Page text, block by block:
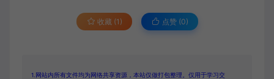
收藏 (1) 点赞 (0)
1.网站内所有文件均为网络共享资源，本站仅做打包整理。仅用于学习交